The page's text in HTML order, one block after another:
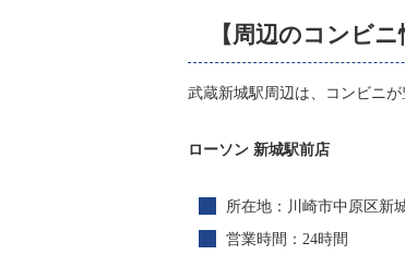
【周辺のコンビ
武蔵新城駅周辺は、コンビニ
ローソン 新城駅前店
所在地：川崎市中原区新
営業時間：24時間